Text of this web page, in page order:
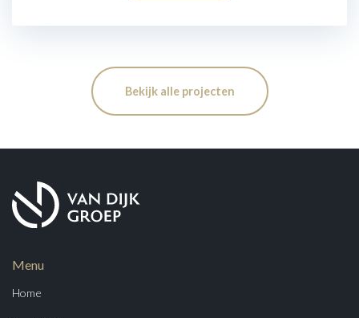
Bekijk alle projecten
Menu
Home